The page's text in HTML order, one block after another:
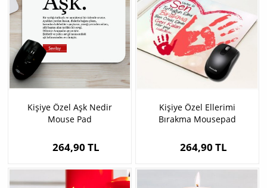
Kişiye Özel Aşk Nedir
Mouse Pad
264,90 TL
Kişiye Özel Ellerimi
Bırakma Mousepad
264,90 TL